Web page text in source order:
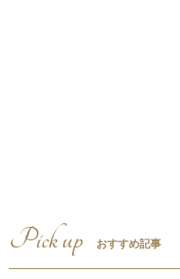
Pick up おすすめ記事